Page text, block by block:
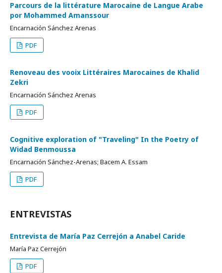
Parcours de la littérature Marocaine de Langue Arabe
por Mohammed Amanssour
Encarnación Sánchez Arenas
PDF
Renoveau des vooix Littéraires Marocaines de Khalid
Zekri
Encarnación Sánchez Arenas
PDF
Cognitive exploration of "Traveling" In the Poetry of
Widad Benmoussa
Encarnación Sánchez-Arenas; Bacem A. Essam
PDF
ENTREVISTAS
Entrevista de María Paz Cerrejón a Anabel Caride
María Paz Cerrejón
PDF